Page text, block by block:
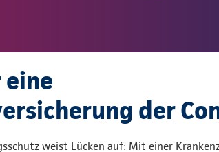
eine
der
weist Lücken auf: Mit einer